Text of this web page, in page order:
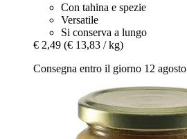
Con tahina e spezie
Versatile
Si conserva a lungo
€ 2,49 (€ 13,83 / kg)
Consegna entro il giorno 12 agosto